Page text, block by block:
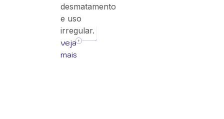
desmatamento
e uso
irregular.
veja
mais